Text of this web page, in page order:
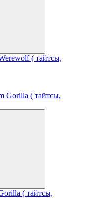
( тайтсы,
( тайтсы,